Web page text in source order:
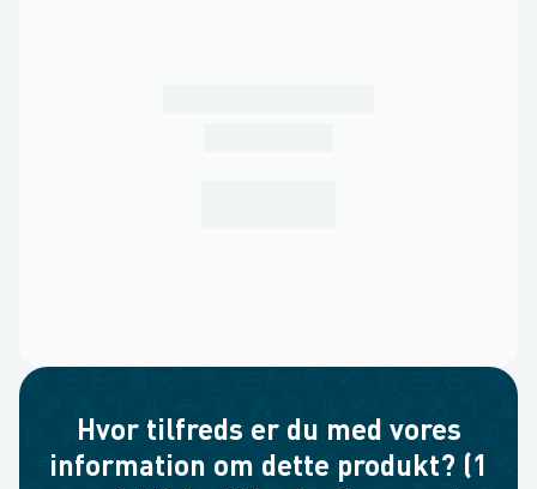
Hvor tilfreds er du med vores
information om dette produkt? (1